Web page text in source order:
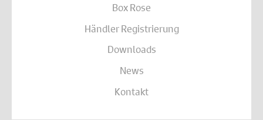
Box Rose
Händler Registrierung
Downloads
News
Kontakt